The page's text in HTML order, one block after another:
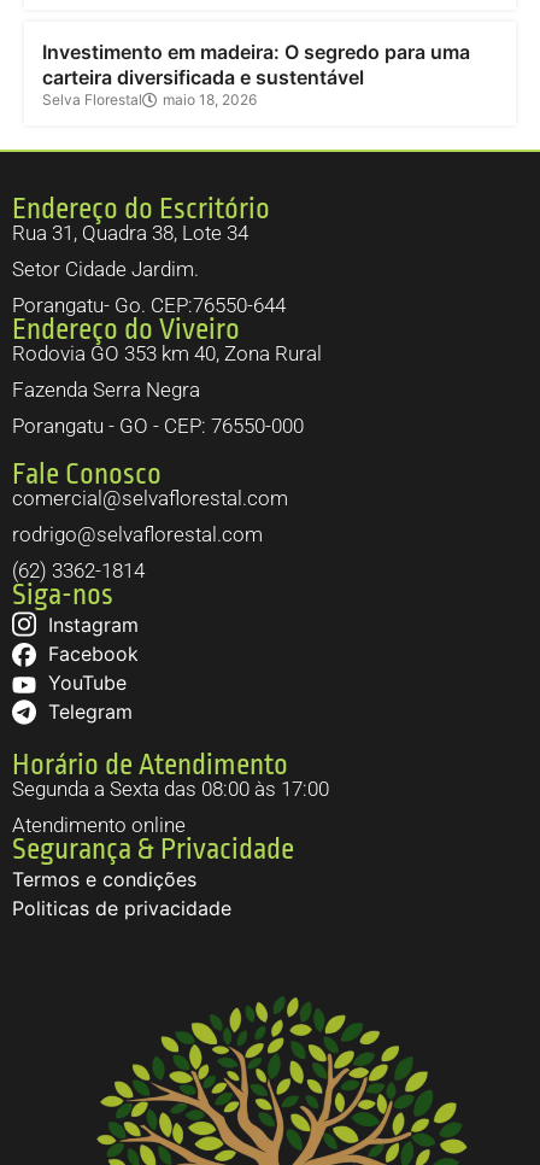
Investimento em madeira: O segredo para uma
carteira diversificada e sustentável
Selva Florestal maio 18, 2026
Endereço do Escritório
Rua 31, Quadra 38, Lote 34
Setor Cidade Jardim.
Porangatu- Go. CEP:76550-644
Endereço do Viveiro
Rodovia GO 353 km 40, Zona Rural
Fazenda Serra Negra
Porangatu - GO - CEP: 76550-000
Fale Conosco
comercial@selvaflorestal.com
rodrigo@selvaflorestal.com
(62) 3362-1814
Siga-nos
Instagram
Facebook
YouTube
Telegram
Horário de Atendimento
Segunda a Sexta das 08:00 às 17:00
Atendimento online
Segurança & Privacidade
Termos e condições
Politicas de privacidade